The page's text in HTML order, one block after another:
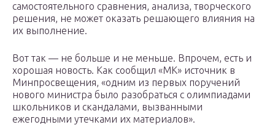
самостоятельного сравнения, анализа, творческого
решения, не может оказать решающего влияния на
их выполнение.
Вот так — не больше и не меньше. Впрочем, есть и
хорошая новость. Как сообщил «МК» источник в
Минпросвещения, «одним из первых поручений
нового министра было разобраться с олимпиадами
школьников и скандалами, вызванными
ежегодными утечками их материалов».